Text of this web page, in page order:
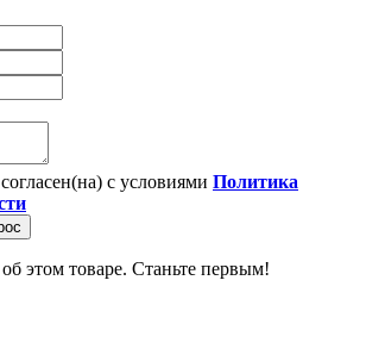
с условиями Политика
этом товаре. Станьте первым!